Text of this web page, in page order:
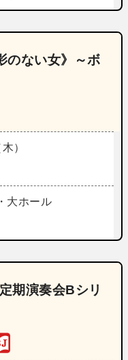
のない女》～ボ
）
大ホール
期演奏会Bシリ